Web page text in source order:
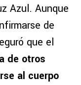
Azul. Aunque
de
que el
de otros
al cuerpo